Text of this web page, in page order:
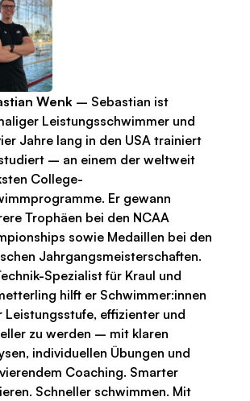
Wenk – Sebastian ist
Leistungsschwimmer und
Jahre lang in den USA trainiert
– an einem der weltweit
College-
Er gewann
Trophäen bei den NCAA
sowie Medaillen bei den
Jahrgangsmeisterschaften.
Spezialist für Kraul und
hilft er Schwimmer:innen
Leistungsstufe, effizienter und
zu werden – mit klaren
individuellen Übungen und
Coaching. Smarter
Schneller schwimmen. Mit